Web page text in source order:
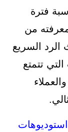
فترة
من
الرد السريع
تتمتع